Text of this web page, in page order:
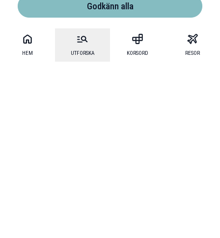
HEM UTFORSKA KORSORD RESOR
Godkänn alla